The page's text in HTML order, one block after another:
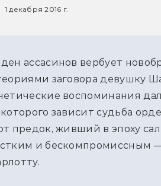
1 декабря 2016 г.
ассасинов вербует
заговора девушку
воспоминания
зависит судьба
предок, живший в эпоху
и бескомпромиссным